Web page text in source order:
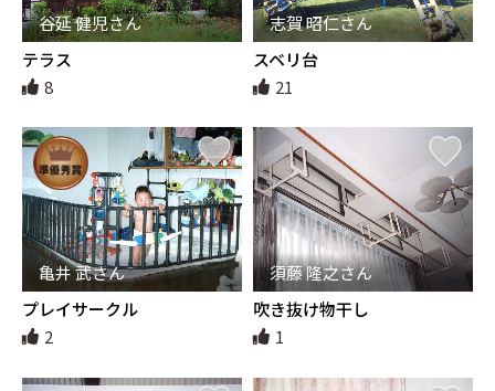
谷延 健児さん
テラス
8
志賀 昭仁さん
スベリ台
21
亀井 武さん
プレイサークル
2
須藤 隆之さん
吹き抜け物干し
1